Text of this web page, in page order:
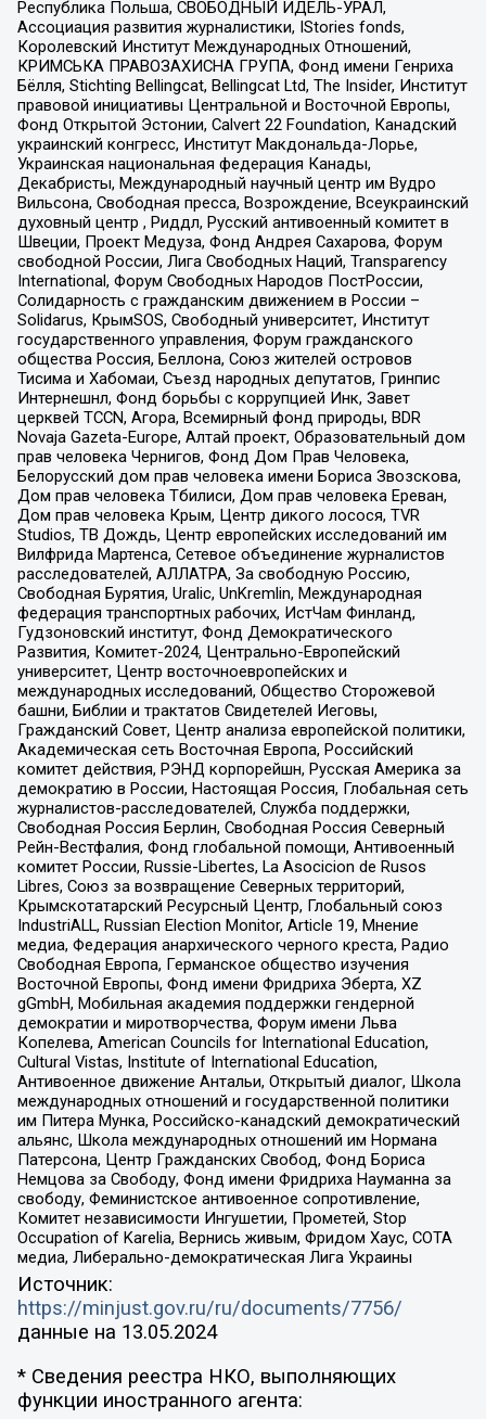
Республика Польша, СВОБОДНЫЙ ИДЕЛЬ-УРАЛ,
Ассоциация развития журналистики, IStories fonds,
Королевский Институт Международных Отношений,
КРИМСЬКА ПРАВОЗАХИСНА ГРУПА, Фонд имени Генриха
Бёлля, Stichting Bellingcat, Bellingcat Ltd, The Insider, Институт
правовой инициативы Центральной и Восточной Европы,
Фонд Открытой Эстонии, Calvert 22 Foundation, Канадский
украинский конгресс, Институт Макдональда-Лорье,
Украинская национальная федерация Канады,
Декабристы, Международный научный центр им Вудро
Вильсона, Свободная пресса, Возрождение, Всеукраинский
духовный центр , Риддл, Русский антивоенный комитет в
Швеции, Проект Медуза, Фонд Андрея Сахарова, Форум
свободной России, Лига Свободных Наций, Transparеncy
International, Форум Свободных Народов ПостРоссии,
Солидарность с гражданским движением в России –
Solidarus, КрымSOS, Свободный университет, Институт
государственного управления, Форум гражданского
общества Россия, Беллона, Союз жителей островов
Тисима и Хабомаи, Съезд народных депутатов, Гринпис
Интернешнл, Фонд борьбы с коррупцией Инк, Завет
церквей TCCN, Агора, Всемирный фонд природы, BDR
Novaja Gazeta-Europe, Алтай проект, Образовательный дом
прав человека Чернигов, Фонд Дом Прав Человека,
Белорусский дом прав человека имени Бориса Звозскова,
Дом прав человека Тбилиси, Дом прав человека Ереван,
Дом прав человека Крым, Центр дикого лосося, TVR
Studios, ТВ Дождь, Центр европейских исследований им
Вилфрида Мартенса, Сетевое объединение журналистов
расследователей, АЛЛАТРА, За свободную Россию,
Свободная Бурятия, Uralic, UnKremlin, Международная
федерация транспортных рабочих, ИстЧам Финланд,
Гудзоновский институт, Фонд Демократического
Развития, Комитет-2024, Центрально-Европейский
университет, Центр восточноевропейских и
международных исследований, Общество Сторожевой
башни, Библии и трактатов Свидетелей Иеговы,
Гражданский Совет, Центр анализа европейской политики,
Академическая сеть Восточная Европа, Российский
комитет действия, РЭНД корпорейшн, Русская Америка за
демократию в России, Настоящая Россия, Глобальная сеть
журналистов-расследователей, Служба поддержки,
Свободная Россия Берлин, Свободная Россия Северный
Рейн-Вестфалия, Фонд глобальной помощи, Антивоенный
комитет России, Russie-Libertes, La Asocicion de Rusos
Libres, Союз за возвращение Северных территорий,
Крымскотатарский Ресурсный Центр, Глобальный союз
IndustriALL, Russian Election Monitor, Article 19, Мнение
медиа, Федерация анархического черного креста, Радио
Свободная Европа, Германское общество изучения
Восточной Европы, Фонд имени Фридриха Эберта, XZ
gGmbH, Мобильная академия поддержки гендерной
демократии и миротворчества, Форум имени Льва
Копелева, American Councils for International Education,
Cultural Vistas, Institute of International Education,
Антивоенное движение Антальи, Открытый диалог, Школа
международных отношений и государственной политики
им Питера Мунка, Российско-канадский демократический
альянс, Школа международных отношений им Нормана
Патерсона, Центр Гражданских Свобод, Фонд Бориса
Немцова за Свободу, Фонд имени Фридриха Науманна за
свободу, Феминистское антивоенное сопротивление,
Комитет независимости Ингушетии, Прометей, Stop
Occupation of Karelia, Вернись живым, Фридом Хаус, СОТА
медиа, Либерально-демократическая Лига Украины
Источник:
https://minjust.gov.ru/ru/documents/7756/
данные на 13.05.2024
* Сведения реестра НКО, выполняющих
функции иностранного агента: